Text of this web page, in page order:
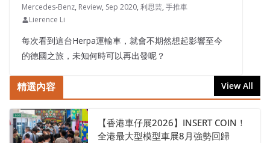
Mercedes-Benz, Review, Sep 2020, 利思芸, 手推車
Lierence Li
每次看到這台Herpa運輸車，就會不期然想起影響至今
的德國之旅，未知何時可以再出發呢？
精選內容 View All
【香港車仔展2026】INSERT COIN！
全港最大型模型車展8月強勢回歸